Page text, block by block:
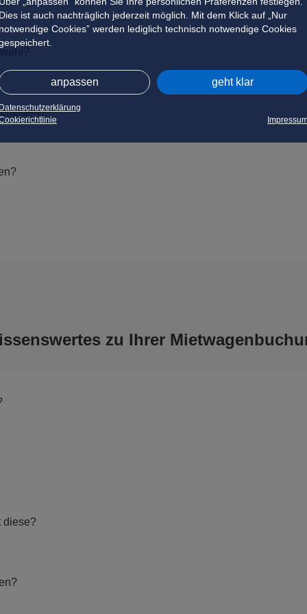
Dies ist auch nachträglich jederzeit möglich. Mit dem Klick auf „Nur
notwendige Cookies” werden lediglich technisch notwendige Cookies
anpassen geht klar
Datenschutzerklärung
zu Ihrer
diese?